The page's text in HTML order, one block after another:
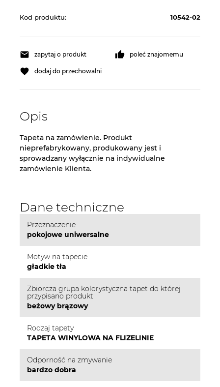
Kod produktu: 10542-02
zapytaj o produkt poleć znajomemu
dodaj do przechowalni
Opis
Tapeta na zamówienie. Produkt
nieprefabrykowany, produkowany jest i
sprowadzany wyłącznie na indywidualne
zamówienie Klienta.
Dane techniczne
Przeznaczenie
pokojowe uniwersalne
Motyw na tapecie
gładkie tła
Zbiorcza grupa kolorystyczna tapet do której
przypisano produkt
beżowy brązowy
Rodzaj tapety
TAPETA WINYLOWA NA FLIZELINIE
Odporność na zmywanie
bardzo dobra